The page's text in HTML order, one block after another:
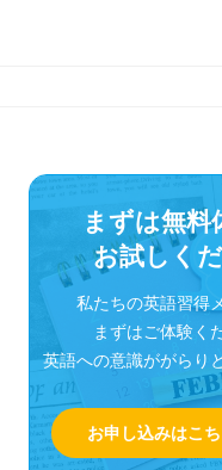
まずは無料
お試しく
私たちの英語習得
まずはご体験く
英語への意識ががらり
お申し込みはこ